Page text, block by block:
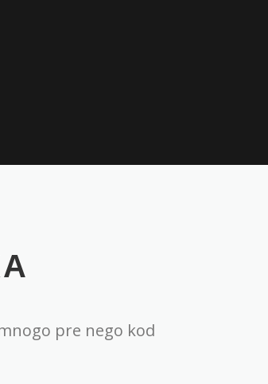
pre nego kod